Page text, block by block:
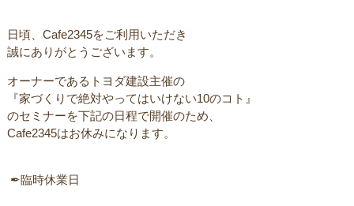
日頃、Cafe2345をご利用いただき
誠にありがとうございます。
オーナーであるトヨダ建設主催のㅤ
ㅤ『家づくりで絶対やってはいけない10のコト』
のセミナーを下記の日程で開催のため、
Cafe2345はお休みになります。 ㅤ
ㅤ ✒︎臨時休業日